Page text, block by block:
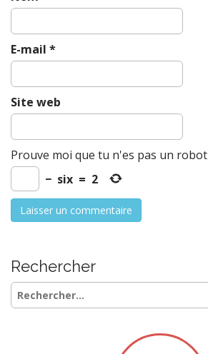
E-mail *
Site web
Prouve moi que tu n'es pas un robot
− six = 2
Rechercher
Rechercher :